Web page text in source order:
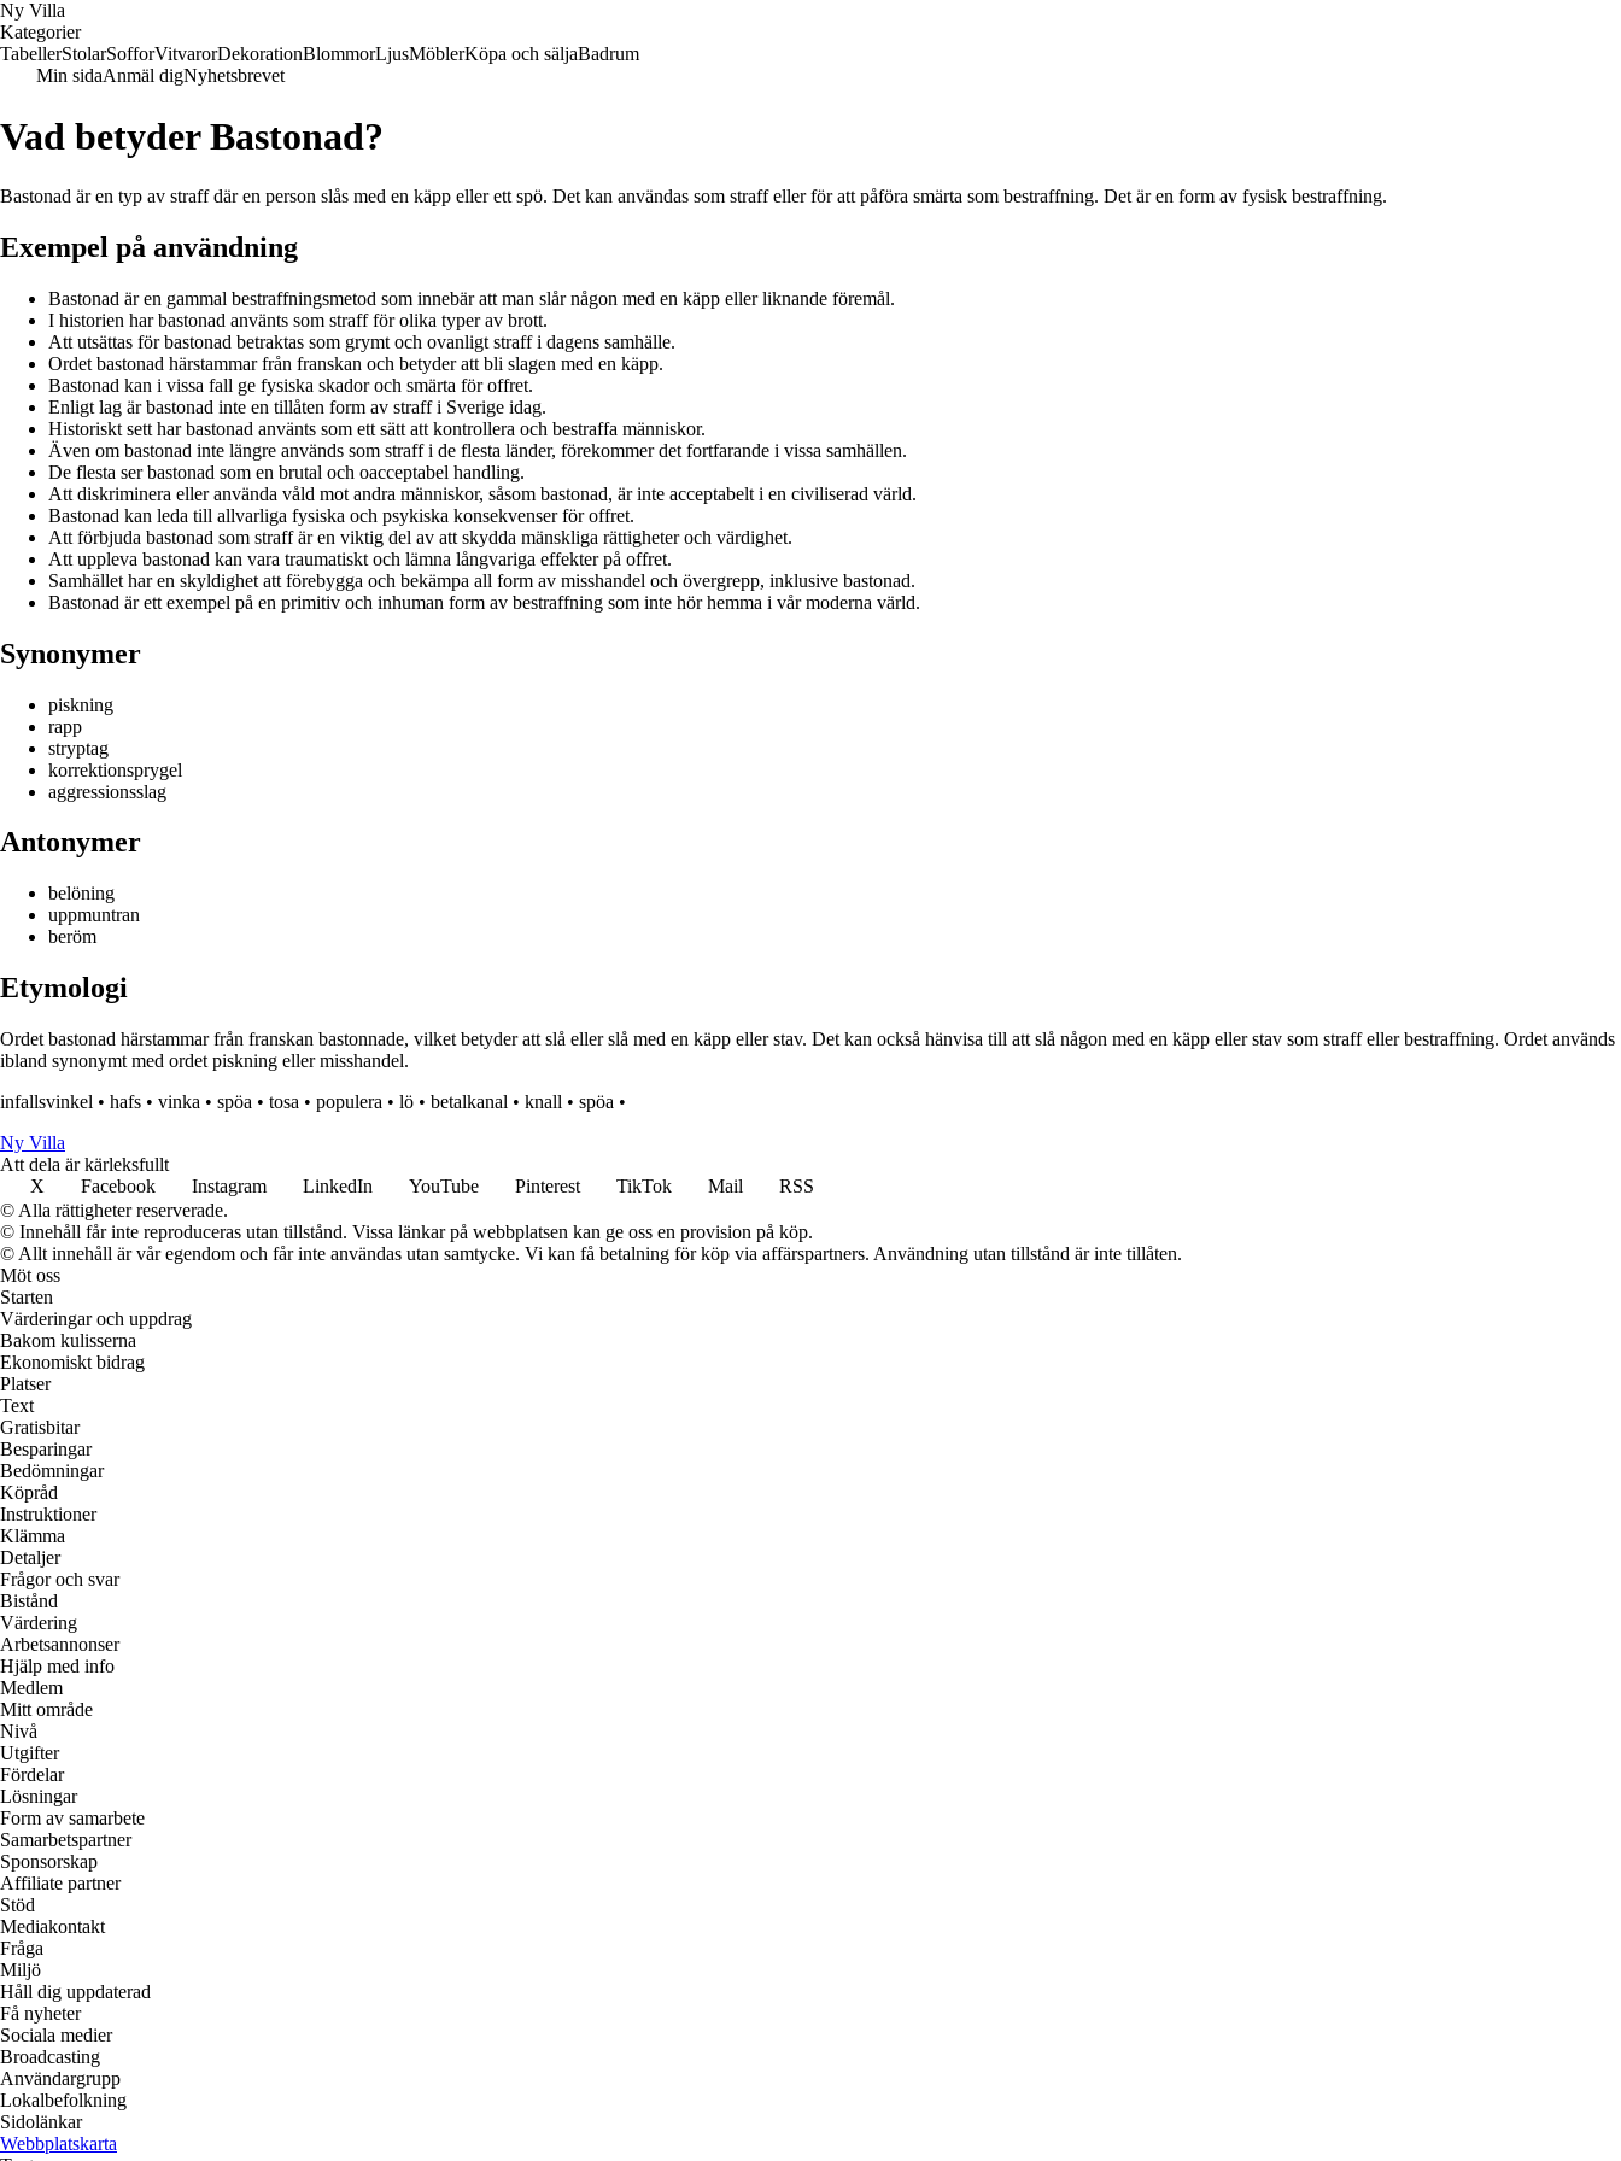
Ny Villa
Kategorier
TabellerStolarSofforVitvarorDekorationBlommorLjusMöblerKöpa och säljaBadrum
Min sidaAnmäl digNyhetsbrevet
Vad betyder Bastonad?
Bastonad är en typ av straff där en person slås med en käpp eller ett spö. Det kan användas som straff eller för att påföra smärta som bestraffning. Det är en form av fysisk bestraffning.
Exempel på användning
Bastonad är en gammal bestraffningsmetod som innebär att man slår någon med en käpp eller liknande föremål.
I historien har bastonad använts som straff för olika typer av brott.
Att utsättas för bastonad betraktas som grymt och ovanligt straff i dagens samhälle.
Ordet bastonad härstammar från franskan och betyder att bli slagen med en käpp.
Bastonad kan i vissa fall ge fysiska skador och smärta för offret.
Enligt lag är bastonad inte en tillåten form av straff i Sverige idag.
Historiskt sett har bastonad använts som ett sätt att kontrollera och bestraffa människor.
Även om bastonad inte längre används som straff i de flesta länder, förekommer det fortfarande i vissa samhällen.
De flesta ser bastonad som en brutal och oacceptabel handling.
Att diskriminera eller använda våld mot andra människor, såsom bastonad, är inte acceptabelt i en civiliserad värld.
Bastonad kan leda till allvarliga fysiska och psykiska konsekvenser för offret.
Att förbjuda bastonad som straff är en viktig del av att skydda mänskliga rättigheter och värdighet.
Att uppleva bastonad kan vara traumatiskt och lämna långvariga effekter på offret.
Samhället har en skyldighet att förebygga och bekämpa all form av misshandel och övergrepp, inklusive bastonad.
Bastonad är ett exempel på en primitiv och inhuman form av bestraffning som inte hör hemma i vår moderna värld.
Synonymer
piskning
rapp
stryptag
korrektionsprygel
aggressionsslag
Antonymer
belöning
uppmuntran
beröm
Etymologi
Ordet bastonad härstammar från franskan bastonnade, vilket betyder att slå eller slå med en käpp eller stav. Det kan också hänvisa till att slå någon med en käpp eller stav som straff eller bestraffning. Ordet används
ibland synonymt med ordet piskning eller misshandel.
infallsvinkel • hafs • vinka • spöa • tosa • populera • lö • betalkanal • knall • spöa •
Ny Villa
Att dela är kärleksfullt
X
Facebook Instagram LinkedIn YouTube Pinterest TikTok Mail
RSS
© Alla rättigheter reserverade.
© Innehåll får inte reproduceras utan tillstånd. Vissa länkar på webbplatsen kan ge oss en provision på köp.
© Allt innehåll är vår egendom och får inte användas utan samtycke. Vi kan få betalning för köp via affärspartners. Användning utan tillstånd är inte tillåten.
Möt oss
Starten
Värderingar och uppdrag
Bakom kulisserna
Ekonomiskt bidrag
Platser
Text
Gratisbitar
Besparingar
Bedömningar
Köpråd
Instruktioner
Klämma
Detaljer
Frågor och svar
Bistånd
Värdering
Arbetsannonser
Hjälp med info
Medlem
Mitt område
Nivå
Utgifter
Fördelar
Lösningar
Form av samarbete
Samarbetspartner
Sponsorskap
Affiliate partner
Stöd
Mediakontakt
Fråga
Miljö
Håll dig uppdaterad
Få nyheter
Sociala medier
Broadcasting
Användargrupp
Lokalbefolkning
Sidolänkar
Webbplatskarta